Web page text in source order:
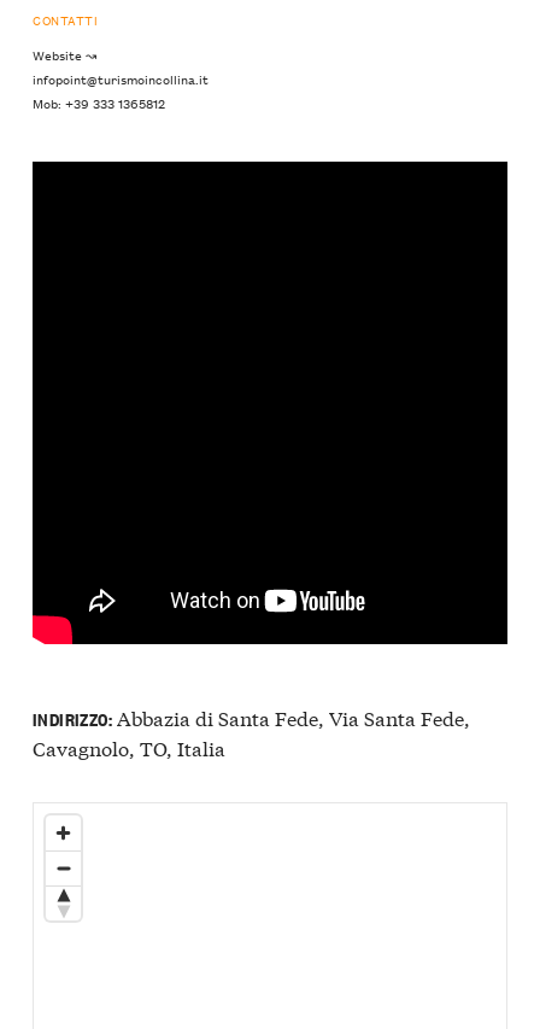
CONTATTI
Website ↝
infopoint@turismoincollina.it
Mob: +39 333 1365812
INDIRIZZO:Abbazia di Santa Fede, Via Santa Fede,
Cavagnolo, TO, Italia